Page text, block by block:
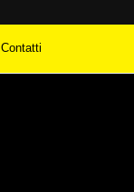
Contatti